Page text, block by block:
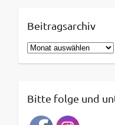
Beitragsarchiv
B
e
rBitte folge und